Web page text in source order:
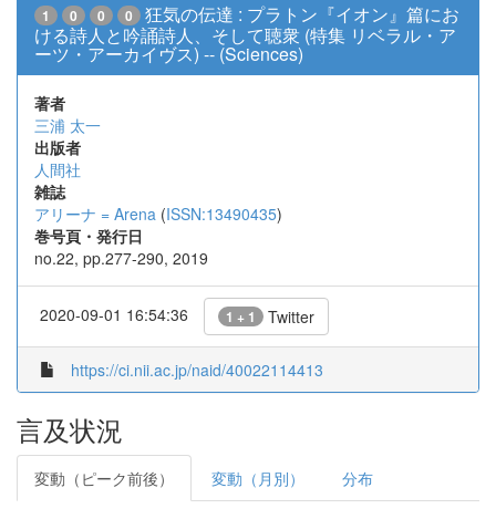
1 0 0 0
狂気の伝達 : プラトン『イオン』篇にお
ける詩人と吟誦詩人、そして聴衆 (特集 リベラル・ア
ーツ・アーカイヴス) -- (Sciences)
著者
三浦 太一
出版者
人間社
雑誌
アリーナ = Arena (ISSN:13490435)
巻号頁・発行日
no.22, pp.277-290, 2019
2020-09-01 16:54:36 1 + 1 Twitter
https://ci.nii.ac.jp/naid/40022114413
言及状況
変動（ピーク前後） 変動（月別） 分布